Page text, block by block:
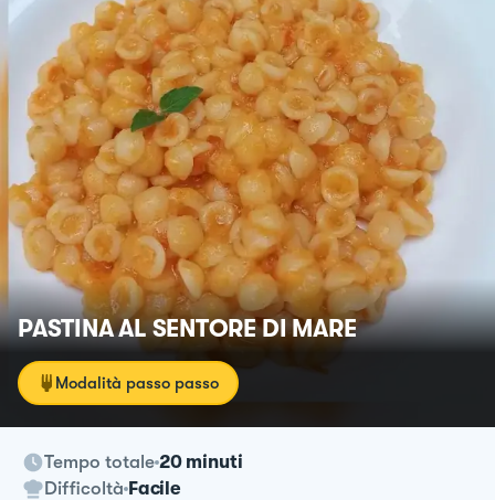
PASTINA AL SENTORE DI MARE
Modalità passo passo
Tempo totale 20 minuti
Difficoltà Facile